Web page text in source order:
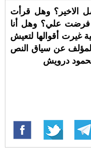
الاخير؟ وهل قرأت
فرضت علي؟ وهل أنا
غيرت أقوالها لتعيش
عن سياق النص
درويش